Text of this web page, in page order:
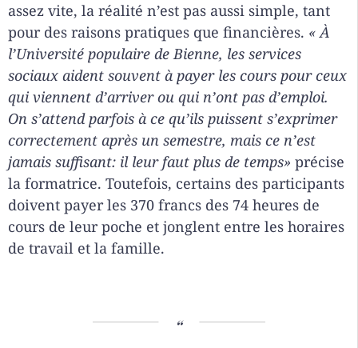
assez vite, la réalité n’est pas aussi simple, tant
pour des raisons pratiques que financières. «À
l’Université populaire de Bienne, les services
sociaux aident souvent à payer les cours pour ceux
qui viennent d’arriver ou qui n’ont pas d’emploi.
On s’attend parfois à ce qu’ils puissent s’exprimer
correctement après un semestre, mais ce n’est
jamais suffisant: il leur faut plus de temps» précise
la formatrice. Toutefois, certains des participants
doivent payer les 370 francs des 74 heures de
cours de leur poche et jonglent entre les horaires
de travail et la famille.